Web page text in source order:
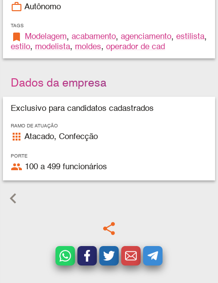
work_outline Autônomo
TAGS
bookmark Modelagem,acabamento,agenciamento,estilista,
estilo, modelista, moldes,operador de cad
Dados da empresa
Exclusivo para candidatos cadastrados
RAMO DE ATUAÇÃO
apps Atacado, Confecção
PORTE
people 100 a 499 funcionários
keyboard_arrow_left
share